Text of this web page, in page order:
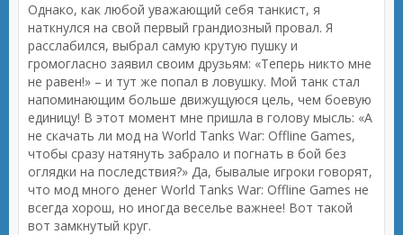
Однако, как любой уважающий себя танкист, я
наткнулся на свой первый грандиозный провал. Я
расслабился, выбрал самую крутую пушку и
громогласно заявил своим друзьям: «Теперь никто мне
не равен!» – и тут же попал в ловушку. Мой танк стал
напоминающим больше движущуюся цель, чем боевую
единицу! В этот момент мне пришла в голову мысль: «А
не скачать ли мод на World Tanks War: Offline Games,
чтобы сразу натянуть забрало и погнать в бой без
оглядки на последствия?» Да, бывалые игроки говорят,
что мод много денег World Tanks War: Offline Games не
всегда хорош, но иногда веселье важнее! Вот такой
вот замкнутый круг.